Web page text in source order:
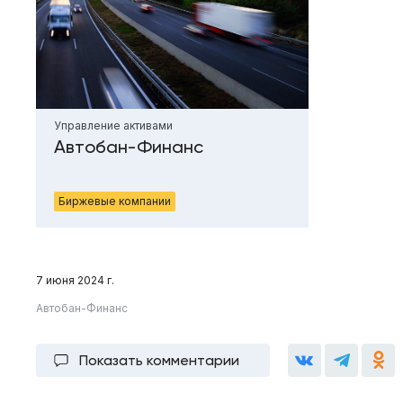
Управление активами
Автобан-Финанс
Биржевые компании
7 июня 2024 г.
Автобан-Финанс
Показать комментарии